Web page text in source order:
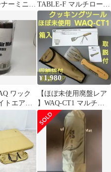
ーミニテ TABLE-F マルチローテ
ーブル
ワック
トエアマ
M-TAN
¥1,980
【ほぼ未使用廃盤レア
】WAQ-CT1 マルチク
ッキングツール ５つ
の機能